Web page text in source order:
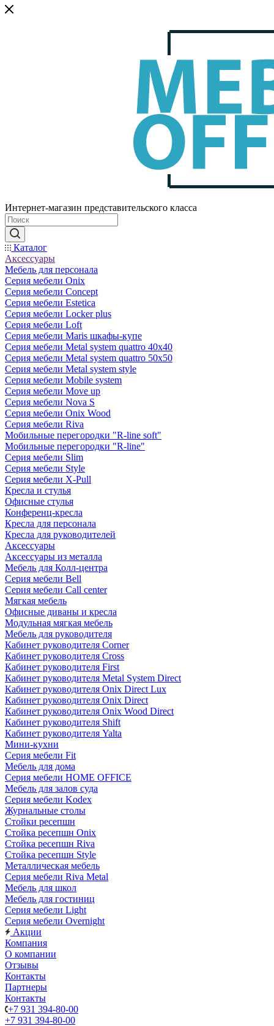
Интернет-магазин представительского класса
Каталог
Аксессуары
Мебель для персонала
Серия мебели Onix
Серия мебели Concept
Серия мебели Estetica
Серия мебели Locker plus
Серия мебели Loft
Серия мебели Maris шкафы-купе
Серия мебели Metal system quattro 40x40
Серия мебели Metal system quattro 50x50
Серия мебели Metal system style
Серия мебели Mobile system
Серия мебели Move up
Серия мебели Nova S
Серия мебели Onix Wood
Серия мебели Riva
Мобильные перегородки "R-line soft"
Мобильные перегородки "R-line"
Серия мебели Slim
Серия мебели Style
Серия мебели X-Pull
Кресла и стулья
Офисные стулья
Конференц-кресла
Кресла для персонала
Кресла для руководителей
Аксессуары
Аксессуары из металла
Мебель для Колл-центра
Серия мебели Bell
Серия мебели Call center
Мягкая мебель
Офисные диваны и кресла
Модульная мягкая мебель
Мебель для руководителя
Кабинет руководителя Corner
Кабинет руководителя Cross
Кабинет руководителя First
Кабинет руководителя Metal System Direct
Кабинет руководителя Onix Direct Lux
Кабинет руководителя Onix Direct
Кабинет руководителя Onix Wood Direct
Кабинет руководителя Shift
Кабинет руководителя Yalta
Мини-кухни
Серия мебели Fit
Мебель для дома
Серия мебели HOME OFFICE
Мебель для залов суда
Серия мебели Kodex
Журнальные столы
Стойки ресепшн
Стойка ресепшн Onix
Стойка ресепшн Riva
Стойка ресепшн Style
Металлическая мебель
Серия мебели Riva Metal
Мебель для школ
Мебель для гостиниц
Серия мебели Light
Серия мебели Overnight
Акции
Компания
О компании
Отзывы
Контакты
Партнеры
Контакты
+7 931 394-80-00
+7 931 394-80-00